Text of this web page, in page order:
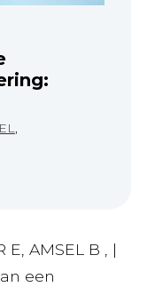
,
E, AMSEL B , |
een